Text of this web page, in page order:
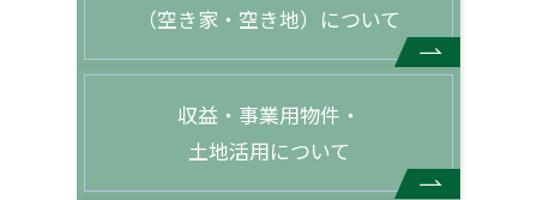
（空き家・空き地）について
収益・事業用物件・
土地活用について